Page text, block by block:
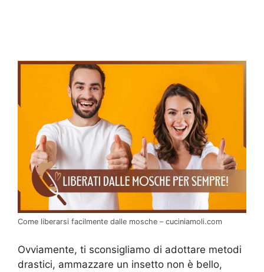
Come liberarsi facilmente dalle mosche – cuciniamoli.com
Ovviamente, ti sconsigliamo di adottare metodi
drastici, ammazzare un insetto non è bello,